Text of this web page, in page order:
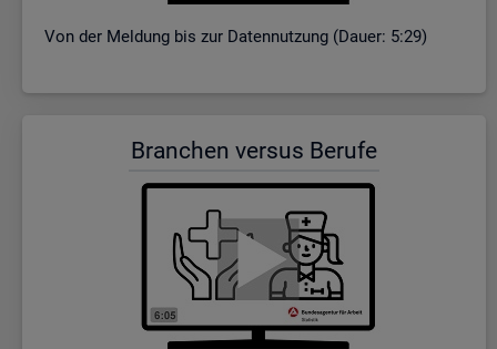
Von der Mel­dung bis zur Da­ten­nut­zung (Dauer: 5:29)
Bran­chen ver­sus Be­ru­fe